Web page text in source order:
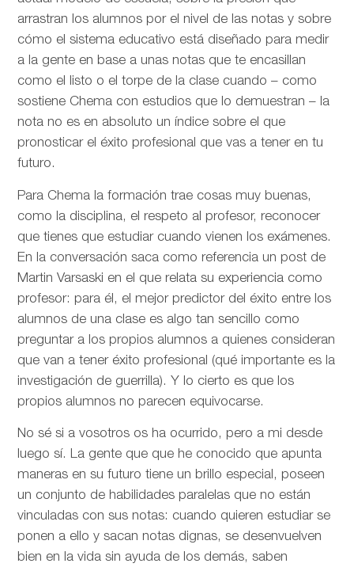
arrastran los alumnos por el nivel de las notas y sobre
cómo el sistema educativo está diseñado para medir
a la gente en base a unas notas que te encasillan
como el listo o el torpe de la clase cuando – como
sostiene Chema con estudios que lo demuestran – la
nota no es en absoluto un índice sobre el que
pronosticar el éxito profesional que vas a tener en tu
futuro.
Para Chema la formación trae cosas muy buenas,
como la disciplina, el respeto al profesor, reconocer
que tienes que estudiar cuando vienen los exámenes.
En la conversación saca como referencia un post de
Martin Varsaski en el que relata su experiencia como
profesor: para él, el mejor predictor del éxito entre los
alumnos de una clase es algo tan sencillo como
preguntar a los propios alumnos a quienes consideran
que van a tener éxito profesional (qué importante es la
investigación de guerrilla). Y lo cierto es que los
propios alumnos no parecen equivocarse.
No sé si a vosotros os ha ocurrido, pero a mi desde
luego sí. La gente que que he conocido que apunta
maneras en su futuro tiene un brillo especial, poseen
un conjunto de habilidades paralelas que no están
vinculadas con sus notas: cuando quieren estudiar se
ponen a ello y sacan notas dignas, se desenvuelven
bien en la vida sin ayuda de los demás, saben